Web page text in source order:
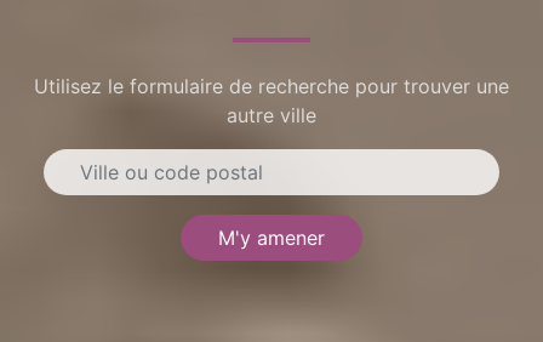
Utilisez le formulaire de recherche pour trouver une
autre ville
M'y amener